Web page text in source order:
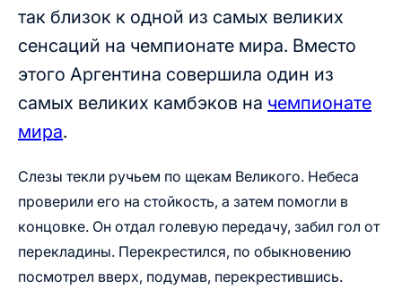
так близок к одной из самых великих
сенсаций на чемпионате мира. Вместо
этого Аргентина совершила один из
самых великих камбэков на чемпионате
мира.
Слезы текли ручьем по щекам Великого. Небеса
проверили его на стойкость, а затем помогли в
концовке. Он отдал голевую передачу, забил гол от
перекладины. Перекрестился, по обыкновению
посмотрел вверх, подумав, перекрестившись.